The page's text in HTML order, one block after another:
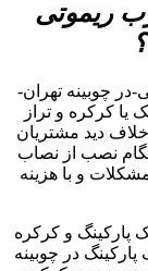
ریموتی
چوبینه تهران-
کرکره و تراز
دید مشتریان
نصب از نصاب
و با هزینه
پارکینگ و کرکره
در چوبینه